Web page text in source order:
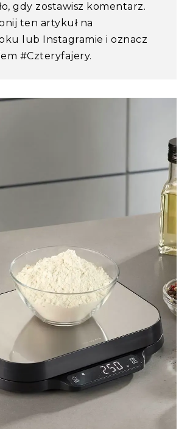
gdy zostawisz komentarz.
ten artykuł na
lub Instagramie i oznacz
#Czteryfajery.